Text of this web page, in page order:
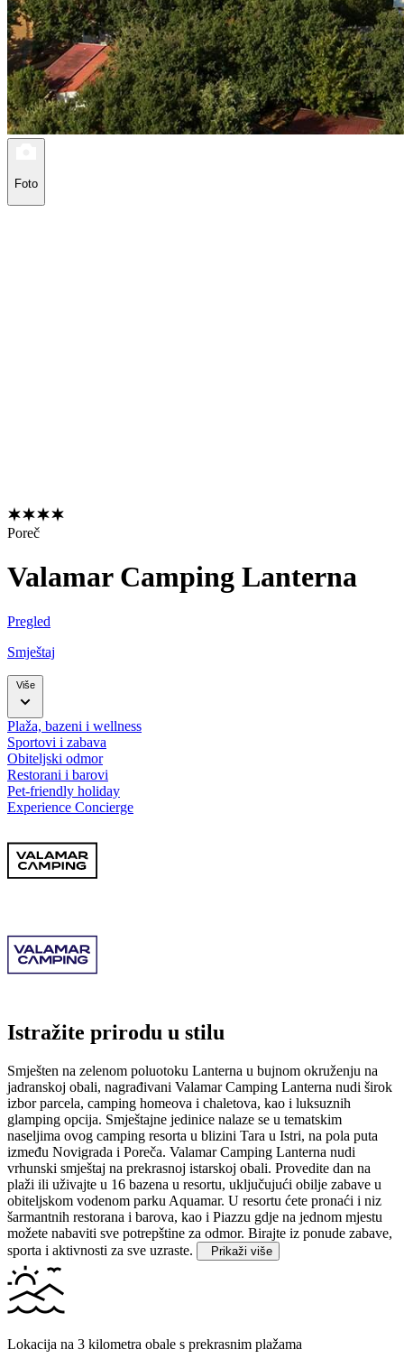
Foto
Poreč
Valamar Camping Lanterna
Pregled
Smještaj
Više
Plaža, bazeni i wellness
Sportovi i zabava
Obiteljski odmor
Restorani i barovi
Pet-friendly holiday
Experience Concierge
Istražite prirodu u stilu
Smješten na zelenom poluotoku Lanterna u bujnom okruženju na
jadranskoj obali, nagrađivani Valamar Camping Lanterna nudi širok
izbor parcela, camping homeova i chaletova, kao i luksuznih
glamping opcija. Smještajne jedinice nalaze se u tematskim
naseljima ovog camping resorta u blizini Tara u Istri, na pola puta
između Novigrada i Poreča. Valamar Camping Lanterna nudi
vrhunski smještaj na prekrasnoj istarskoj obali. Provedite dan na
plaži ili uživajte u 16 bazena u resortu, uključujući obilje zabave u
obiteljskom vodenom parku Aquamar. U resortu ćete pronaći i niz
šarmantnih restorana i barova, kao i Piazzu gdje na jednom mjestu
možete nabaviti sve potrepštine za odmor. Birajte iz ponude zabave,
sporta i aktivnosti za sve uzraste.
Prikaži više
Lokacija na 3 kilometra obale s prekrasnim plažama